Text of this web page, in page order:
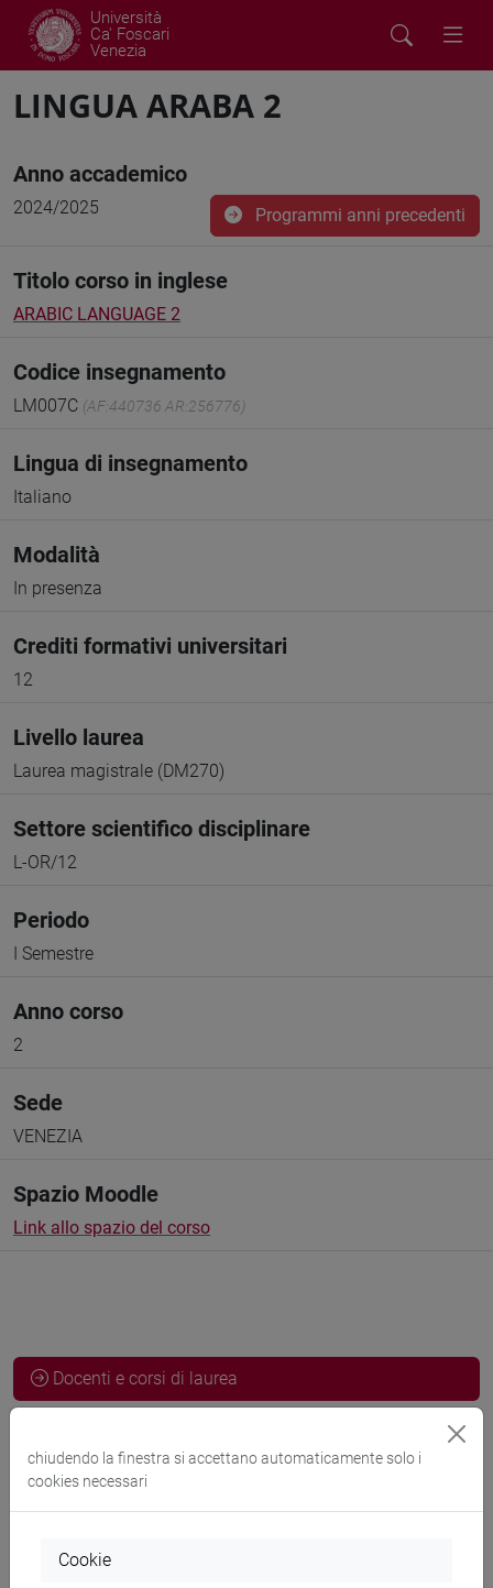
Università
Ca' Foscari
Venezia
LINGUA ARABA 2
Anno accademico
2024/2025 Programmi anni precedenti
Titolo corso in inglese
ARABIC LANGUAGE 2
Codice insegnamento
LM007C (AF:440736 AR:256776)
Lingua di insegnamento
Italiano
Modalità
In presenza
Crediti formativi universitari
12
Livello laurea
Laurea magistrale (DM270)
Settore scientifico disciplinare
L-OR/12
Periodo
I Semestre
Anno corso
2
Sede
VENEZIA
Spazio Moodle
Link allo spazio del corso
Docenti e corsi di laurea
Docenti
FACCHIN Andrea
chiudendo la finestra si accettano automaticamente solo i
cookies necessari
Cookie